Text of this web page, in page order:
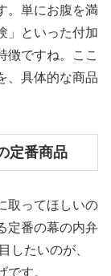
。単にお腹を満
」といった付加
徴ですね。ここ
、具体的な商品
定番商品
取ってほしいの
定番の幕の内弁
したいのが、
す。